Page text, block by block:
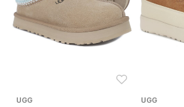
UGG
UGG